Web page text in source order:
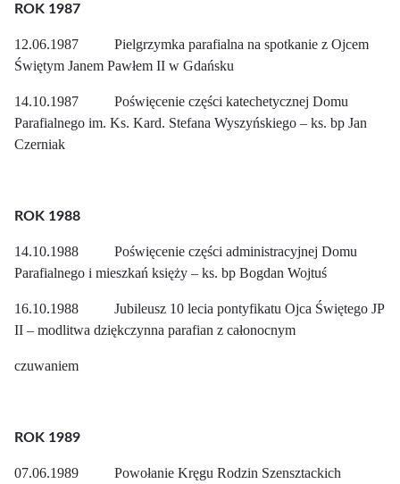
ROK 1987
12.06.1987 Pielgrzymka parafialna na spotkanie z Ojcem
Świętym Janem Pawłem II w Gdańsku
14.10.1987 Poświęcenie części katechetycznej Domu
Parafialnego im. Ks. Kard. Stefana Wyszyńskiego – ks. bp Jan
Czerniak
ROK 1988
14.10.1988 Poświęcenie części administracyjnej Domu
Parafialnego i mieszkań księży – ks. bp Bogdan Wojtuś
16.10.1988 Jubileusz 10 lecia pontyfikatu Ojca Świętego JP
II – modlitwa dziękczynna parafian z całonocnym
czuwaniem
ROK 1989
07.06.1989 Powołanie Kręgu Rodzin Szensztackich